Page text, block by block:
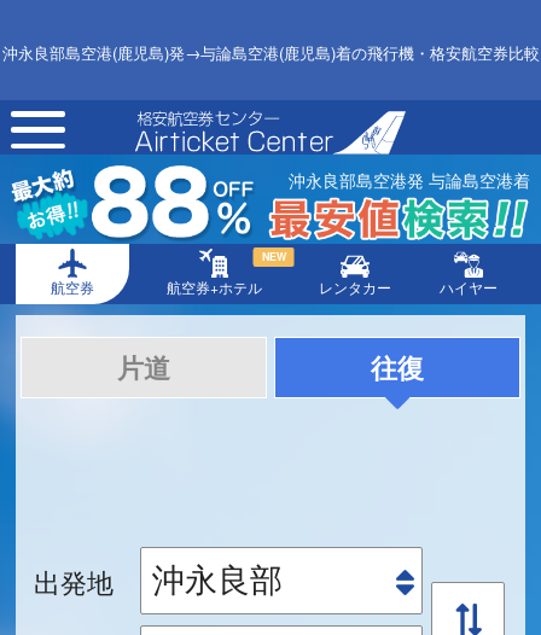
沖永良部島空港(鹿児島)発→与論島空港(鹿児島)着の飛行機・格安航空券比較
toggle
navigation
沖永良部島空港発 与論島空港着
航空券 航空券+ホテル
NEW
レンタカー ハイヤー
片道 往復
出発地